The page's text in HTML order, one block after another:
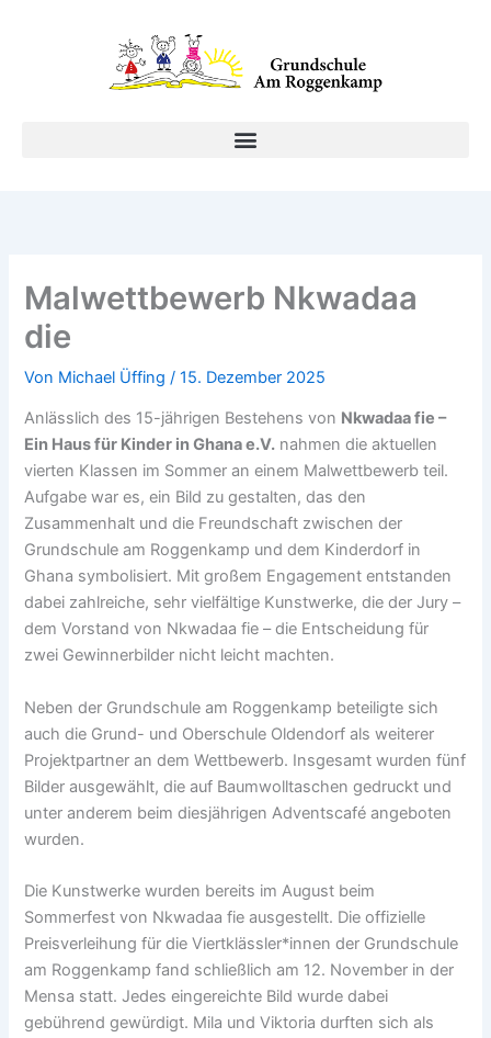
Malwettbewerb Nkwadaa
die
Von Michael Üffing/15. Dezember 2025
Anlässlich des 15-jährigen Bestehens von Nkwadaa fie –
Ein Haus für Kinder in Ghana e.V. nahmen die aktuellen
vierten Klassen im Sommer an einem Malwettbewerb teil.
Aufgabe war es, ein Bild zu gestalten, das den
Zusammenhalt und die Freundschaft zwischen der
Grundschule am Roggenkamp und dem Kinderdorf in
Ghana symbolisiert. Mit großem Engagement entstanden
dabei zahlreiche, sehr vielfältige Kunstwerke, die der Jury –
dem Vorstand von Nkwadaa fie – die Entscheidung für
zwei Gewinnerbilder nicht leicht machten.
Neben der Grundschule am Roggenkamp beteiligte sich
auch die Grund- und Oberschule Oldendorf als weiterer
Projektpartner an dem Wettbewerb. Insgesamt wurden fünf
Bilder ausgewählt, die auf Baumwolltaschen gedruckt und
unter anderem beim diesjährigen Adventscafé angeboten
wurden.
Die Kunstwerke wurden bereits im August beim
Sommerfest von Nkwadaa fie ausgestellt. Die offizielle
Preisverleihung für die Viertklässler*innen der Grundschule
am Roggenkamp fand schließlich am 12. November in der
Mensa statt. Jedes eingereichte Bild wurde dabei
gebührend gewürdigt. Mila und Viktoria durften sich als